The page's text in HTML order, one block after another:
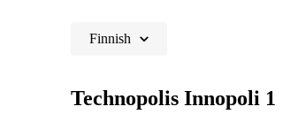
Finnish
Technopolis Innopoli 1